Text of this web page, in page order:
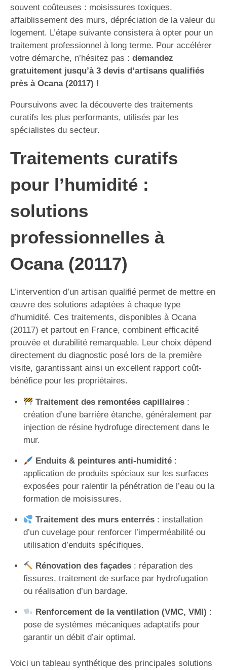
souvent coûteuses : moisissures toxiques,
affaiblissement des murs, dépréciation de la valeur du
logement. L’étape suivante consistera à opter pour un
traitement professionnel à long terme. Pour accélérer
votre démarche, n’hésitez pas : demandez
gratuitement jusqu’à 3 devis d’artisans qualifiés
près à Ocana (20117) !
Poursuivons avec la découverte des traitements
curatifs les plus performants, utilisés par les
spécialistes du secteur.
Traitements curatifs
pour l’humidité :
solutions
professionnelles à
Ocana (20117)
L’intervention d’un artisan qualifié permet de mettre en
œuvre des solutions adaptées à chaque type
d’humidité. Ces traitements, disponibles à Ocana
(20117) et partout en France, combinent efficacité
prouvée et durabilité remarquable. Leur choix dépend
directement du diagnostic posé lors de la première
visite, garantissant ainsi un excellent rapport coût-
bénéfice pour les propriétaires.
Traitement des remontées capillaires:
création d’une barrière étanche, généralement par
injection de résine hydrofuge directement dans le
mur.
Enduits & peintures anti-humidité:
application de produits spéciaux sur les surfaces
exposées pour ralentir la pénétration de l’eau ou la
formation de moisissures.
Traitement des murs enterrés: installation
d’un cuvelage pour renforcer l’imperméabilité ou
utilisation d’enduits spécifiques.
Rénovation des façades: réparation des
fissures, traitement de surface par hydrofugation
ou réalisation d’un bardage.
Renforcement de la ventilation (VMC, VMI) :
pose de systèmes mécaniques adaptatifs pour
garantir un débit d’air optimal.
Voici un tableau synthétique des principales solutions